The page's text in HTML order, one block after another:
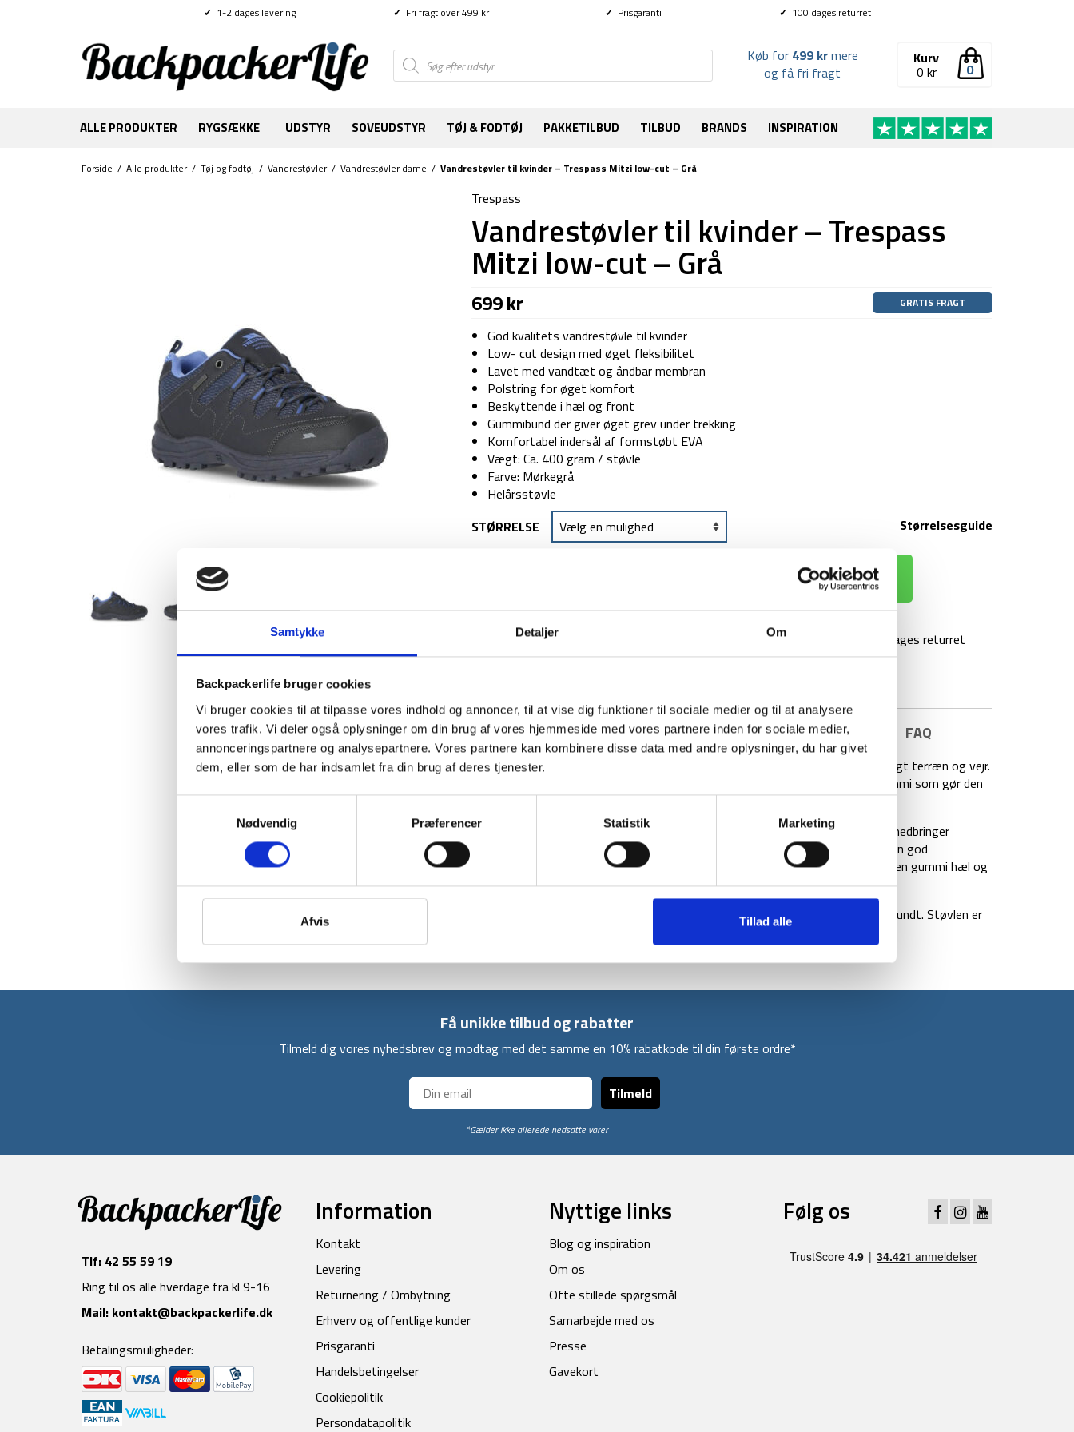
Samtykke Detaljer Om
Backpackerlife bruger cookies
Vi bruger cookies til at tilpasse vores indhold og annoncer, til at vise dig funktioner til sociale medier og til at analysere
vores trafik. Vi deler også oplysninger om din brug af vores hjemmeside med vores partnere inden for sociale medier,
annonceringspartnere og analysepartnere. Vores partnere kan kombinere disse data med andre oplysninger, du har givet
dem, eller som de har indsamlet fra din brug af deres tjenester.
Nødvendig
Præferencer Statistik Marketing
Afvis Tillad alle
✓ 1-2 dages levering ✓ Fri fragt over 499 kr ✓ Prisgaranti ✓ 100 dages returret
Products
search 0
Kurv
0 kr
Køb for 499 krmere
og få fri fragt
ALLE PRODUKTER RYGSÆKKE UDSTYR SOVEUDSTYR TØJ & FODTØJ PAKKETILBUD TILBUD BRANDS INSPIRATION
Forside / Alle produkter/ Tøj og fodtøj / Vandrestøvler/ Vandrestøvler dame / Vandrestøvler til kvinder – Trespass Mitzi low-cut – Grå
Trespass
Vandrestøvler til kvinder – Trespass
Mitzi low-cut – Grå
699kr GRATIS FRAGT
God kvalitets vandrestøvle til kvinder
Low- cut design med øget fleksibilitet
Lavet med vandtæt og åndbar membran
Polstring for øget komfort
Beskyttende i hæl og front
Gummibund der giver øget grev under trekking
Komfortabel indersål af formstøbt EVA
Vægt: Ca. 400 gram / støvle
Farve: Mørkegrå
Helårsstøvle
Størrelsesguide
STØRRELSE
1-2 dages levering Fri fragt over 499 kr 100 dages returret
BESKRIVELSE YDERLIGERE INFORMATION BRAND FAQ
Denne vandrestøvle af modellen Mitzi fra Trespass er brugbar i meget forskelligt terræn og vejr.
Vandrestøvlen er designet i foret mesh for øget åndbarhed og en ydersål i gummi som gør den
mere skridsikker.
Mitzi vandrestøvlen er en low- cut model hvilket giver en bedre fleksibilitet og nedbringer
støvlens vægt. Selvom den er i et low- cut design giver vandrestøvlen stadig en god
ankelstøtte, hvilket er godt under længere treks. Udover dette har vandrestøvlen gummi hæl og
tå, som giver støvlen øget levetid og giver dig beskyttelse med slag.
Mitzi vandrestøvlen er brugbar til trekking i alt fra Asien til Danmark, hele året rundt. Støvlen er
lavet i et flot design i farven Charcoal med blå/ lilla detaljer.
Få unikke tilbud og rabatter
Tilmeld dig vores nyhedsbrev og modtag med det samme en 10% rabatkode til din første ordre*
Tilmeld
*Gælder ikke allerede nedsatte varer
Tlf: 42 55 59 19
Ring til os alle hverdage fra kl 9-16
Mail: kontakt@backpackerlife.dk
Betalingsmuligheder:
Information
Kontakt
Levering
Returnering / Ombytning
Erhverv og offentlige kunder
Prisgaranti
Handelsbetingelser
Cookiepolitik
Persondatapolitik
Nyttige links
Blog og inspiration
Om os
Ofte stillede spørgsmål
Samarbejde med os
Presse
Gavekort
Følg os